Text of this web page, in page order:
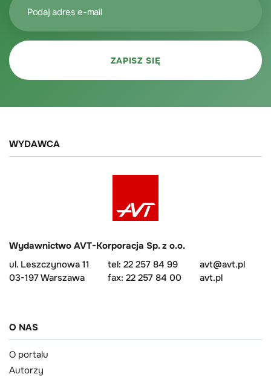
WYDAWCA
Wydawnictwo AVT-Korporacja Sp. z o.o.
ul. Leszczynowa 11
03-197 Warszawa
tel: 22 257 84 99
fax: 22 257 84 00
avt@avt.pl
avt.pl
O NAS
O portalu
Autorzy